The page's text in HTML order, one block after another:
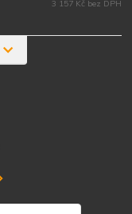
3 157 Kč bez DPH